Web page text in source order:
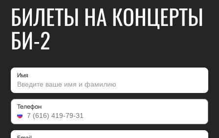
БИЛЕТЫ НА КОНЦЕРТЫ
БИ-2
Имя
Телефон